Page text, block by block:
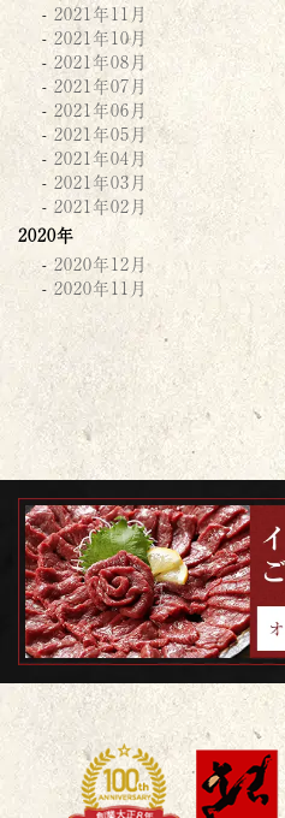
2021年11月
2021年10月
2021年08月
2021年07月
2021年06月
2021年05月
2021年04月
2021年03月
2021年02月
2020年
2020年12月
2020年11月